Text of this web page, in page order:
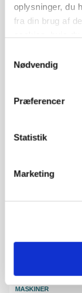
oplysninger, du
fra din brug af
Nødvendig
Præferencer
Statistik
Marketing
katastrofe
MASKINER